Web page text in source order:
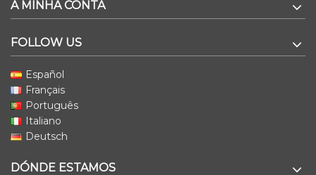
A MINHA CONTA
FOLLOW US
Español
Français
Português
Italiano
Deutsch
DÓNDE ESTAMOS